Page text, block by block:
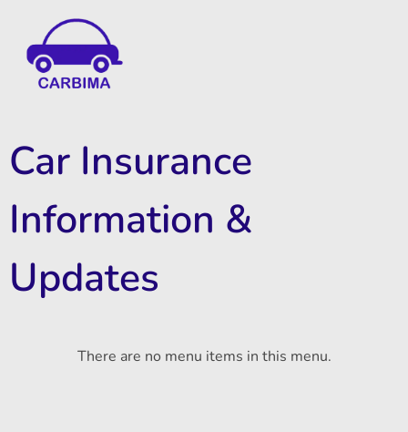
Car Insurance
Information &
Updates
There are no menu items in this menu.